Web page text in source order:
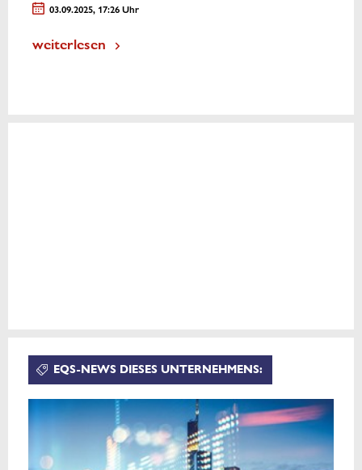
03.09.2025, 17:26 Uhr
weiterlesen
EQS-NEWS DIESES UNTERNEHMENS: